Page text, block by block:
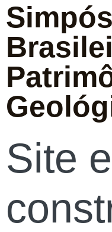
Site